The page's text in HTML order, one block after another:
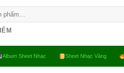
Album Sheet Nhạc Sheet Nhạc Vàng